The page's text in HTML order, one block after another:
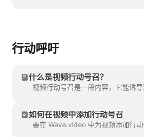
行动呼吁
什么是视频行动号召？
如何在视频中添加行动号召